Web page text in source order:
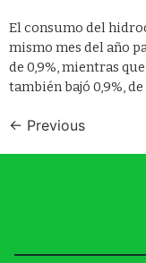
El consumo del
mismo mes del año
de 0,9%, mientras
también bajó 0,9%,
← Previous